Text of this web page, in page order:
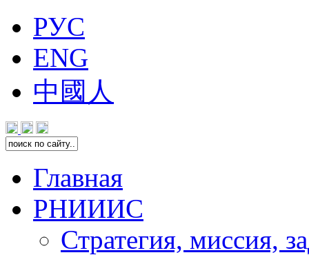
РУС
ENG
中國人
Главная
РНИИИС
Стратегия, миссия,